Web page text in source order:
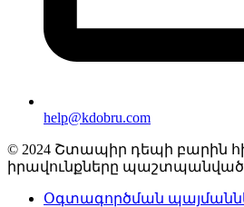
help@kdobru.com
© 2024 Շտապիր դեպի բարին
իրավունքները պաշտպանված
Օգտագործման